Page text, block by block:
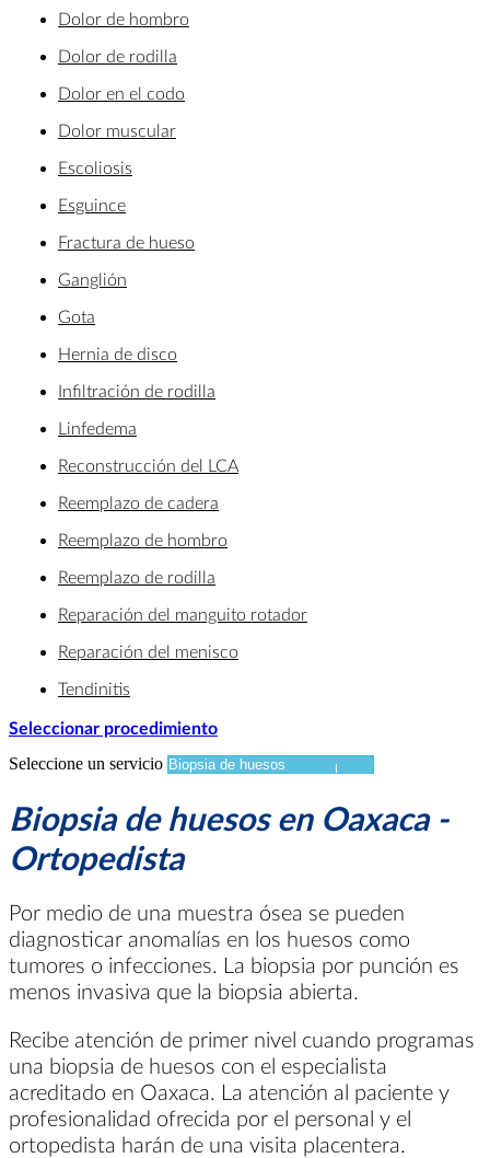
Dolor de hombro
Dolor de rodilla
Dolor en el codo
Dolor muscular
Escoliosis
Esguince
Fractura de hueso
Ganglión
Gota
Hernia de disco
Infiltración de rodilla
Linfedema
Reconstrucción del LCA
Reemplazo de cadera
Reemplazo de hombro
Reemplazo de rodilla
Reparación del manguito rotador
Reparación del menisco
Tendinitis
Seleccionar procedimiento
Seleccione un servicio
Biopsia de huesos en Oaxaca -
Ortopedista
Por medio de una muestra ósea se pueden
diagnosticar anomalías en los huesos como
tumores o infecciones. La biopsia por punción es
menos invasiva que la biopsia abierta.
Recibe atención de primer nivel cuando programas
una biopsia de huesos con el especialista
acreditado en Oaxaca. La atención al paciente y
profesionalidad ofrecida por el personal y el
ortopedista harán de una visita placentera.